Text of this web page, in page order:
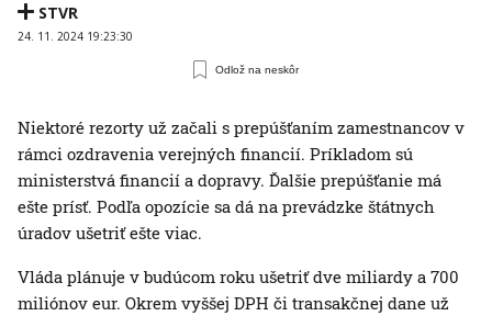
STVR
24. 11. 2024 19:23:30
Odlož na neskôr
Niektoré rezorty už začali s prepúšťaním zamestnancov v
rámci ozdravenia verejných financií. Príkladom sú
ministerstvá financií a dopravy. Ďalšie prepúšťanie má
ešte prísť. Podľa opozície sa dá na prevádzke štátnych
úradov ušetriť ešte viac.
Vláda plánuje v budúcom roku ušetriť dve miliardy a 700
miliónov eur. Okrem vyššej DPH či transakčnej dane už